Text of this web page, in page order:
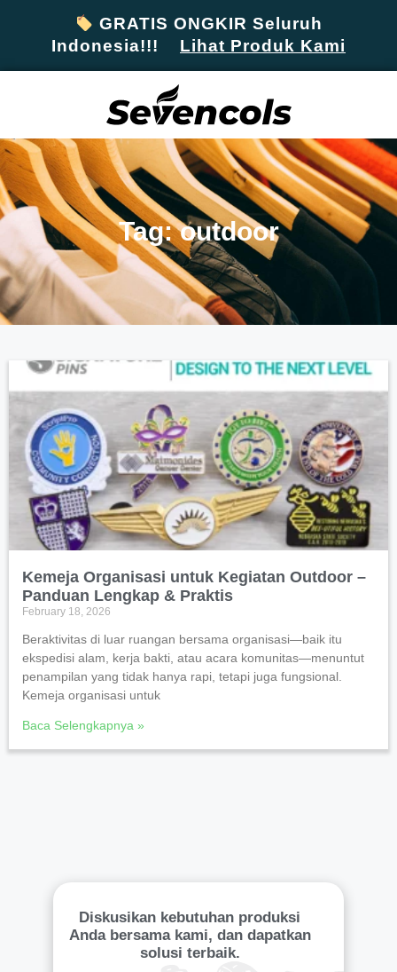
GRATIS ONGKIR Seluruh
Indonesia!!! Lihat Produk Kami
Tag: outdoor
Kemeja Organisasi untuk Kegiatan Outdoor –
Panduan Lengkap & Praktis
February 18, 2026
Beraktivitas di luar ruangan bersama organisasi—baik itu
ekspedisi alam, kerja bakti, atau acara komunitas—menuntut
penampilan yang tidak hanya rapi, tetapi juga fungsional.
Kemeja organisasi untuk
Baca Selengkapnya »
Diskusikan kebutuhan produksi
Anda bersama kami, dan dapatkan
solusi terbaik.